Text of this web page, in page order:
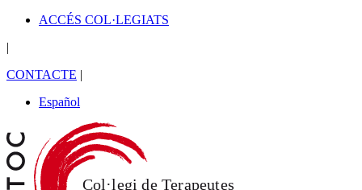
ACCÉS COL·LEGIATS
|
CONTACTE |
Español